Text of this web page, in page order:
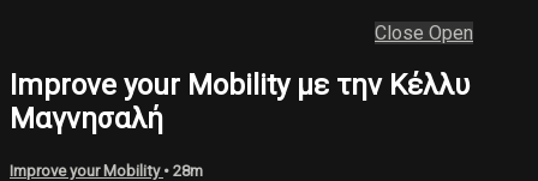
Close Open
Improve your Mobility με την Κέλλυ
Μαγνησαλή
Improve your Mobility • 28m